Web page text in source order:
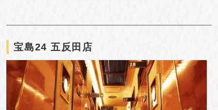
宝島24 五反田店